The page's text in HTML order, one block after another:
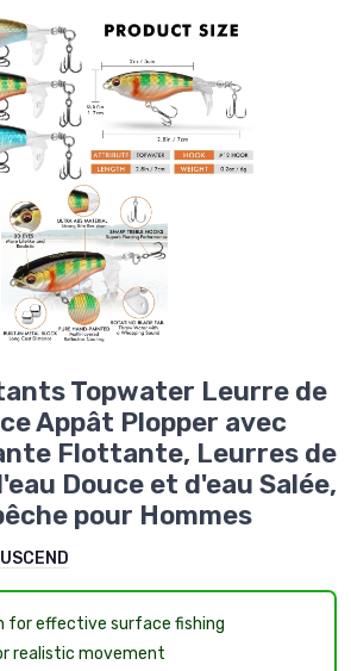
Topwater Leurre de
Appât Plopper avec
Flottante, Leurres de
Douce et d'eau Salée,
pour Hommes
for effective surface fishing
realistic movement